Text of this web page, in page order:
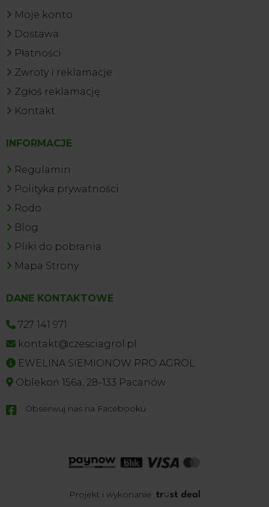
Moje konto
Dostawa
Płatności
Zwroty i reklamacje
Zgłoś reklamację
Kontakt
INFORMACJE
Regulamin
Polityka prywatności
Rodo
Blog
Pliki do pobrania
Mapa Strony
DANE KONTAKTOWE
727 141 971
kontakt@czesciagrol.pl
EWELINA SIEMIONOW PRO AGROL
Oblekoń 156a, 28-133 Pacanów
 Obserwuj nas na Facebooku
Projekt i wykonanie